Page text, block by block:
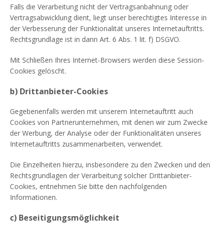
Falls die Verarbeitung nicht der Vertragsanbahnung oder
Vertragsabwicklung dient, liegt unser berechtigtes Interesse in
der Verbesserung der Funktionalität unseres Internetauftritts.
Rechtsgrundlage ist in dann Art. 6 Abs. 1 lit. f) DSGVO.
Mit Schließen Ihres Internet-Browsers werden diese Session-
Cookies gelöscht.
b) Drittanbieter-Cookies
Gegebenenfalls werden mit unserem Internetauftritt auch
Cookies von Partnerunternehmen, mit denen wir zum Zwecke
der Werbung, der Analyse oder der Funktionalitäten unseres
Internetauftritts zusammenarbeiten, verwendet.
Die Einzelheiten hierzu, insbesondere zu den Zwecken und den
Rechtsgrundlagen der Verarbeitung solcher Drittanbieter-
Cookies, entnehmen Sie bitte den nachfolgenden
Informationen.
c) Beseitigungsmöglichkeit